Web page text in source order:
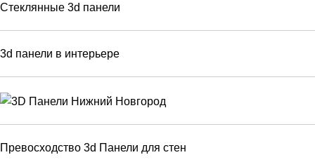
Стеклянные 3d панели
3d панели в интерьере
Превосходство 3d Панели для стен